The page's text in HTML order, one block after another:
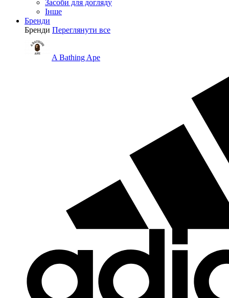
Засоби для догляду
Інше
Бренди
Бренди Переглянути все
A Bathing Ape